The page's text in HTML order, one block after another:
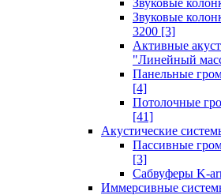
Звуковые
Звуковые
3200 [3]
Активные
"Линейный
Панельные
[4]
Потолочные
[41]
Акустические
Пассивные
[3]
Сабвуферы K-
Иммерсивные